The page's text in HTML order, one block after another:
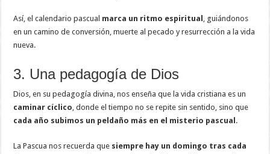
Así, el calendario pascual marca un ritmo espiritual , guiándonos
en un camino de conversión, muerte al pecado y resurrección a la vida
nueva.
3. Una pedagogía de Dios
Dios, en su pedagogía divina, nos enseña que la vida cristiana es un
caminar cíclico, donde el tiempo no se repite sin sentido, sino que
cada año subimos un peldaño más en el misterio pascual .
La Pascua nos recuerda que siempre hay un domingo tras cada